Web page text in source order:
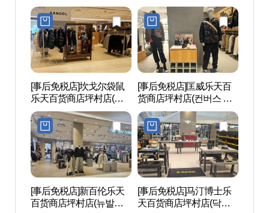
(타미힐피거 롯데백화점
평촌점)
스포르티브 롯데백화점
평촌점)
[事后免税店]坎戈尔袋鼠
乐天百货商店坪村店(캉
골 롯데백화점 평촌점)
[事后免税店]匡威乐天百
货商店坪村店(컨버스 롯
데백화점 평촌점)
[事后免税店]新百伦乐天
百货商店坪村店(뉴발란
[事后免税店]马汀博士乐
天百货商店坪村店(닥터